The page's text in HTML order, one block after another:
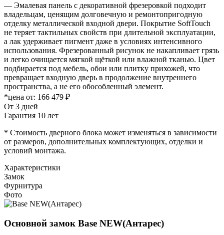
— Эмалевая панель с декоративной фрезеровкой подходит
владельцам, ценящим долговечную и ремонтопригодную
отделку металлической входной двери. Покрытие SoftTouch
не теряет тактильных свойств при длительной эксплуатации,
а лак удерживает пигмент даже в условиях интенсивного
использования. Фрезерованный рисунок не накапливает грязь
и легко очищается мягкой щёткой или влажной тканью. Цвет
подбирается под мебель, обои или плитку прихожей, что
превращает входную дверь в продолжение внутреннего
пространства, а не его обособленный элемент.
*цена от: 166 479 ₽
От 3 дней
Гарантия 10 лет
* Стоимость дверного блока может изменяться в зависимости
от размеров, дополнительных комплектующих, отделки и
условий монтажа.
Характеристики
Замок
Фурнитура
Фото
Основной замок Base NEW(Антарес)